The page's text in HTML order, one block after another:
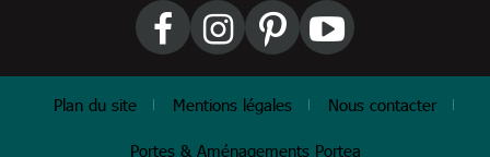
Plan du site Mentions légales Nous contacter
Portes & Aménagements Portea